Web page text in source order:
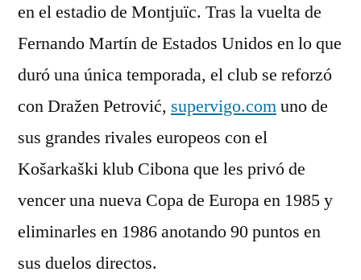
en el estadio de Montjuïc. Tras la vuelta de
Fernando Martín de Estados Unidos en lo que
duró una única temporada, el club se reforzó
con Dražen Petrović, supervigo.comuno de
sus grandes rivales europeos con el
Košarkaški klub Cibona que les privó de
vencer una nueva Copa de Europa en 1985 y
eliminarles en 1986 anotando 90 puntos en
sus duelos directos.